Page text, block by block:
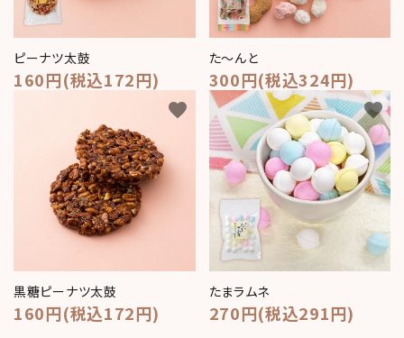
ピーナツ太鼓
160円(税込172円)
た～んと
300円(税込324円)
黒糖ピーナツ太鼓
160円(税込172円)
favorite
たまラムネ
270円(税込291円)
favorite